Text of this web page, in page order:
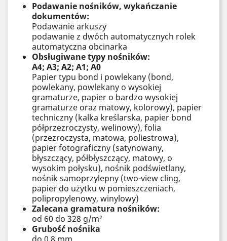
Podawanie nośników, wykańczanie
dokumentów:
Podawanie arkuszy
podawanie z dwóch automatycznych rolek
automatyczna obcinarka
Obsługiwane typy nośników:
A4; A3; A2; A1; A0
Papier typu bond i powlekany (bond,
powlekany, powlekany o wysokiej
gramaturze, papier o bardzo wysokiej
gramaturze oraz matowy, kolorowy), papier
techniczny (kalka kreślarska, papier bond
półprzezroczysty, welinowy), folia
(przezroczysta, matowa, poliestrowa),
papier fotograficzny (satynowany,
błyszczący, półbłyszczący, matowy, o
wysokim połysku), nośnik podświetlany,
nośnik samoprzylepny (two-view cling,
papier do użytku w pomieszczeniach,
polipropylenowy, winylowy)
Zalecana gramatura nośników:
od 60 do 328 g/m²
Grubość nośnika